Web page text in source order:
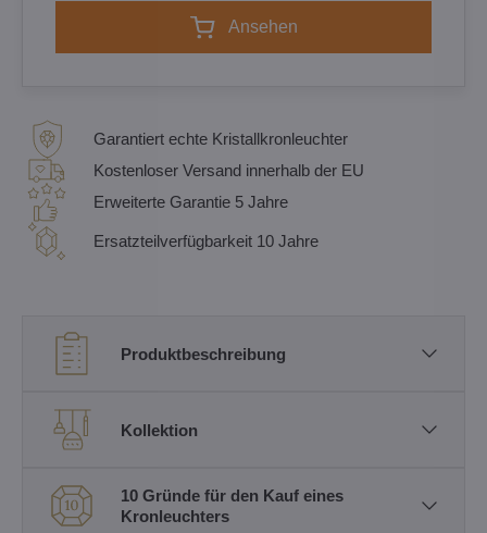
Ansehen
Garantiert echte Kristallkronleuchter
Kostenloser Versand innerhalb der EU
Erweiterte Garantie 5 Jahre
Ersatzteilverfügbarkeit 10 Jahre
Produktbeschreibung
Kollektion
10 Gründe für den Kauf eines
Kronleuchters